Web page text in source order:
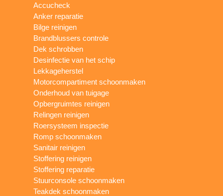
Accucheck
Anker reparatie
Bilge reinigen
Brandblussers controle
Dek schrobben
Desinfectie van het schip
Lekkageherstel
Motorcompartiment schoonmaken
Onderhoud van tuigage
Opbergruimtes reinigen
Relingen reinigen
Roersysteem inspectie
Romp schoonmaken
Sanitair reinigen
Stoffering reinigen
Stoffering reparatie
Stuurconsole schoonmaken
Teakdek schoonmaken